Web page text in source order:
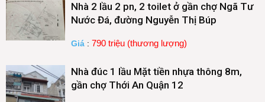
Nhà 2 lầu 2 pn, 2 toilet ở gần chợ Ngã Tư
Nước Đá, đường Nguyễn Thị Búp
Giá : 790 triệu (thương lượng)
Nhà đúc 1 lầu Mặt tiền nhựa thông 8m,
gần chợ Thới An Quận 12